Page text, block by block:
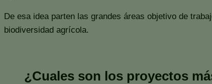
De esa idea parten las grandes áreas objetivo de
biodiversidad agrícola.
¿Cuales son los proyectos